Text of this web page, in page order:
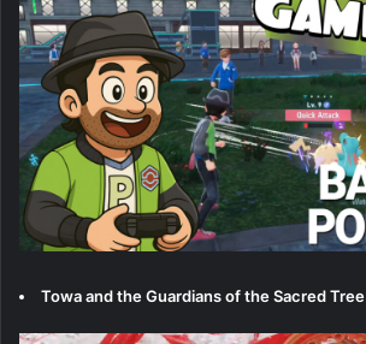
Towa and the Guardians of the Sacred Tree